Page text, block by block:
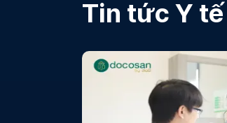
Tin tức Y tế